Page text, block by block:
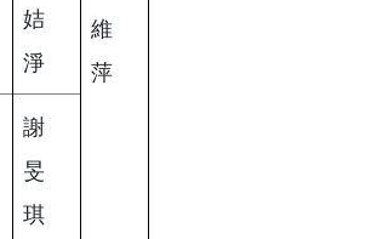
維
萍
姞
淨
謝
旻
琪